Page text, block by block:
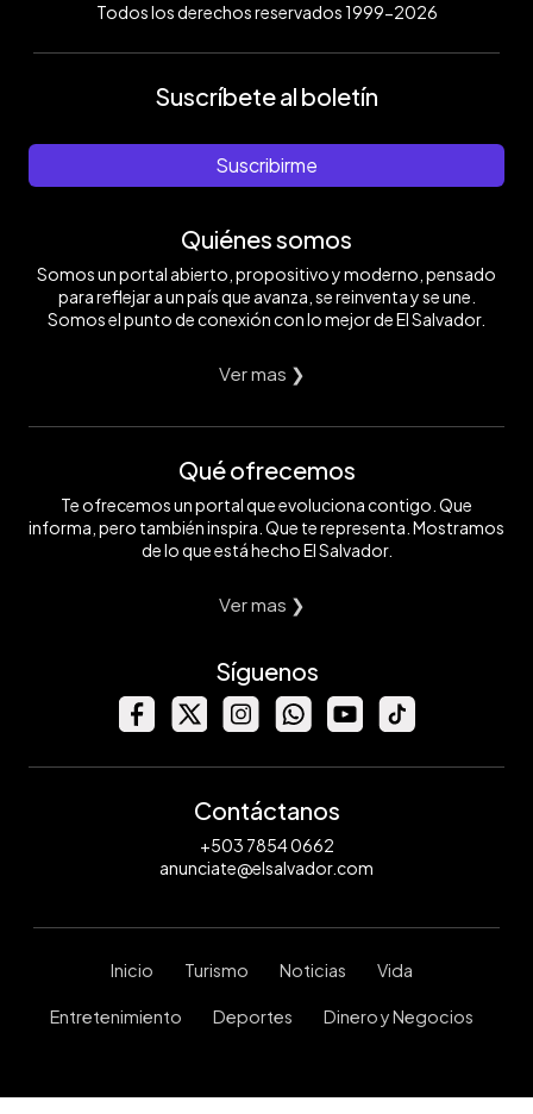
Todos los derechos reservados 1999-2026
Suscríbete al boletín
Suscribirme
Quiénes somos
Somos un portal abierto, propositivo y moderno, pensado
para reflejar a un país que avanza, se reinventa y se une.
Somos el punto de conexión con lo mejor de El Salvador.
Ver mas ❯
Qué ofrecemos
Te ofrecemos un portal que evoluciona contigo. Que
informa, pero también inspira. Que te representa. Mostramos
de lo que está hecho El Salvador.
Ver mas ❯
Síguenos
Contáctanos
+503 7854 0662
anunciate@elsalvador.com
Inicio Turismo Noticias Vida
Entretenimiento Deportes Dinero y Negocios